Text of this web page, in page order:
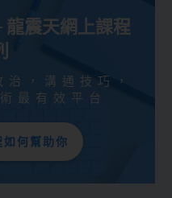
龍震天網上課程
，溝通技巧，
最有效平台
何幫助你